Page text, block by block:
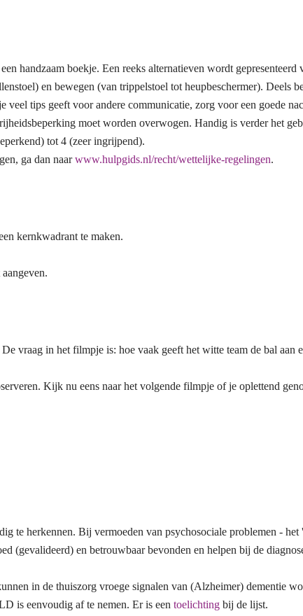
handzaam boekje. Een reeks alternatieven wordt
en bewegen (van trippelstoel tot heupbeschermer). Deels
tips geeft voor andere communicatie, zorg voor een goede
moet worden overwogen. Handig is verder het
tot 4 (zeer ingrijpend).
ga dan naarwww.hulpgids.nl/recht/wettelijke-regelingen.
kernkwadrant te maken.
vraag in het filmpje is: hoe vaak geeft het witte team de bal aan
Kijk nu eens naar het volgende filmpje of je oplettend
te herkennen. Bij vermoeden van psychosociale problemen -
(gevalideerd) en betrouwbaar bevonden en helpen bij de
in de thuiszorg vroege signalen van (Alzheimer) dementie
is eenvoudig af te nemen. Er is een toelichting bij de lijst.